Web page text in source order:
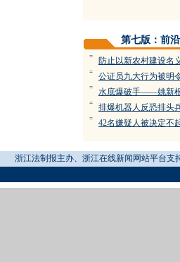
第七版：前沿
= 防止以新农村建设名
= 公证员九大行为被明
= 水底爆破手——姚新
= 排爆机器人反恐排头
= 42名嫌疑人被决定不
浙江法制报主办、浙江在线新闻网站平台